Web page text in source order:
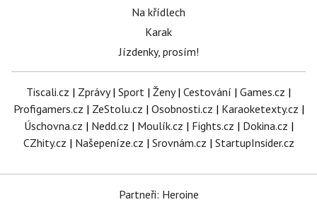
Na křídlech
Karak
Jízdenky, prosím!
Tiscali.cz | Zprávy| Sport | Ženy| Cestování | Games.cz |
Profigamers.cz | ZeStolu.cz | Osobnosti.cz | Karaoketexty.cz |
Úschovna.cz | Nedd.cz | Moulík.cz | Fights.cz | Dokina.cz |
CZhity.cz | Našepeníze.cz | Srovnám.cz | StartupInsider.cz
Partneři: Heroine